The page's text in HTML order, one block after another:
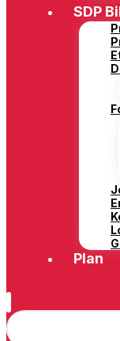
SDP
Plan